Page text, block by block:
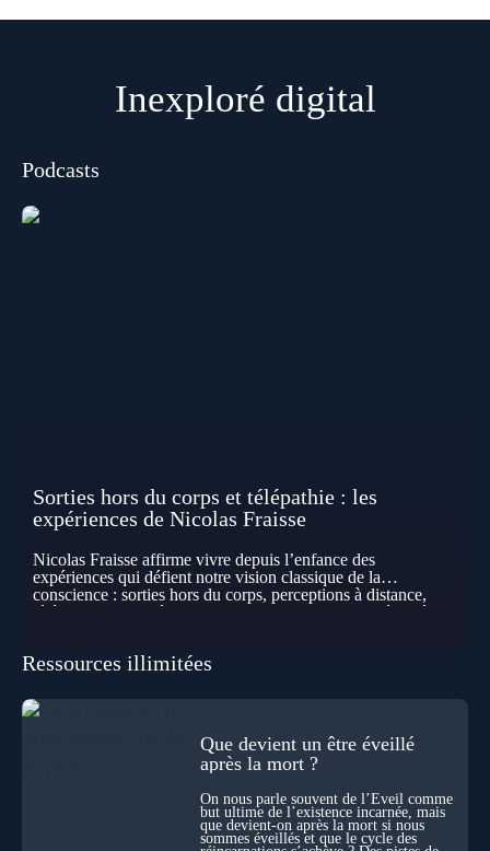
Inexploré digital
Podcasts
Sorties hors du corps et télépathie : les
expériences de Nicolas Fraisse
Nicolas Fraisse affirme vivre depuis l’enfance des
expériences qui défient notre vision classique de la
conscience : sorties hors du corps, perceptions à distance,
télépathie spontanée… Comment accueillir ces phénomènes
les pensées d’autrui ? Que deviennent l’espace, le temps… et
disparaître ? Au fil de cet échange, Nicolas raconte ses
expériences les plus troublantes : visions vérifiées,
explorations du cosmos, présence d’autres consciences
durant ses sorties, protocoles scientifiques… et toujours, cette
sensation étrange d’être relié à bien plus vaste que lui-même
Sans doute. Mais encore faut-il accepter d’explorer ces
territoires avec lucidité, et rigueur…
Ressources illimitées
Que devient un être éveillé
après la mort ?
On nous parle souvent de l’Éveil comme
but ultime de l’existence incarnée, mais
que devient-on après la mort si nous
sommes éveillés et que le cycle des